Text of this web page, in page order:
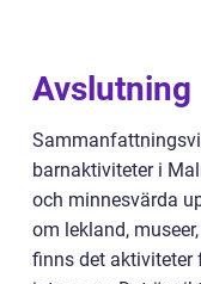
Avslutning
barnaktiviteter i
och minnesvärda
om lekland,
finns det aktiviteter